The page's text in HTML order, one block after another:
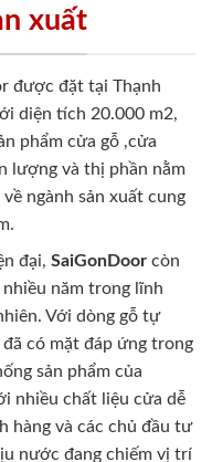
xuất
được đặt tại Thạnh
diện tích 20.000 m2,
phẩm cửa gỗ ,cửa
lượng và thị phần nằm
ngành sản xuất cung
đại, SaiGonDoor còn
năm trong lĩnh
Với dòng gỗ tự
đã có mặt đáp ứng trong
sản phẩm của
nhiều chất liệu cửa dễ
hàng và các chủ đầu tư
nước đang chiếm vị trí